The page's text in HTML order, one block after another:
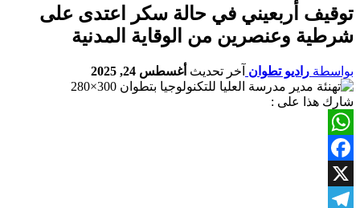
توقيف أربعيني في حالة سكر اعتدى على
شرطية وعنصرين من الوقاية المدنية
بواسطة راديو تطوان آخر تحديث أغسطس 24, 2025
شارك هذا على :
WhatsApp
Facebook
X